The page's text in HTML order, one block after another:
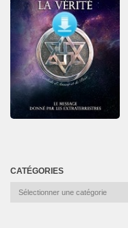
CATÉGORIES
Catégories